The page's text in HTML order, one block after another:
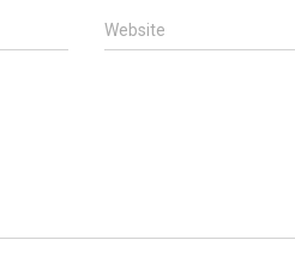
Website